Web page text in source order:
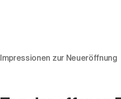
Impressionen zur Neueröffnung